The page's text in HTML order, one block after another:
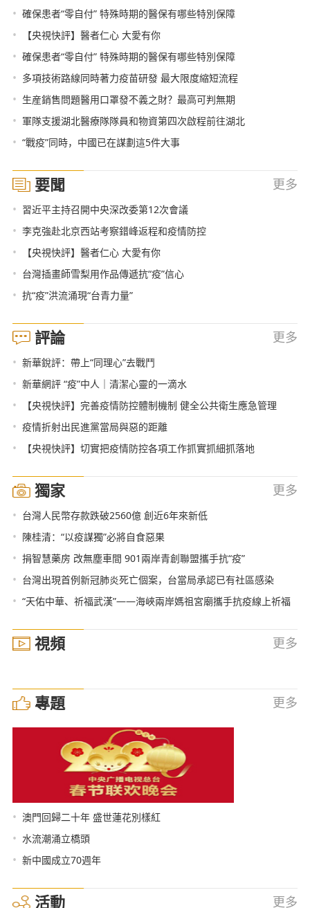
• 確保患者“零自付” 特殊時期的醫保有哪些特別保障
• 【央視快評】醫者仁心 大愛有你
• 確保患者“零自付” 特殊時期的醫保有哪些特別保障
• 多項技術路線同時著力疫苗研發 最大限度縮短流程
• 生産銷售問題醫用口罩發不義之財？最高可判無期
• 軍隊支援湖北醫療隊隊員和物資第四次啟程前往湖北
• “戰疫”同時，中國已在謀劃這5件大事
要聞 更多
• 習近平主持召開中央深改委第12次會議
• 李克強赴北京西站考察錯峰返程和疫情防控
• 【央視快評】醫者仁心 大愛有你
• 台灣插畫師雪梨用作品傳遞抗“疫”信心
• 抗“疫”洪流涌現“台青力量”
評論 更多
• 新華銳評：帶上“同理心”去戰鬥
• 新華網評 “疫”中人｜清潔心靈的一滴水
• 【央視快評】完善疫情防控體制機制 健全公共衛生應急管理
• 疫情折射出民進黨當局與惡的距離
• 【央視快評】切實把疫情防控各項工作抓實抓細抓落地
獨家 更多
• 台灣人民幣存款跌破2560億 創近6年來新低
• 陳桂清：“以疫謀獨”必將自食惡果
• 捐智慧藥房 改無塵車間 901兩岸青創聯盟攜手抗“疫”
• 台灣出現首例新冠肺炎死亡個案，台當局承認已有社區感染
• “天佑中華、祈福武漢”——海峽兩岸媽祖宮廟攜手抗疫線上祈福
視頻 更多
專題 更多
• 澳門回歸二十年 盛世蓮花別樣紅
• 水流潮涌立橋頭
• 新中國成立70週年
活動 更多